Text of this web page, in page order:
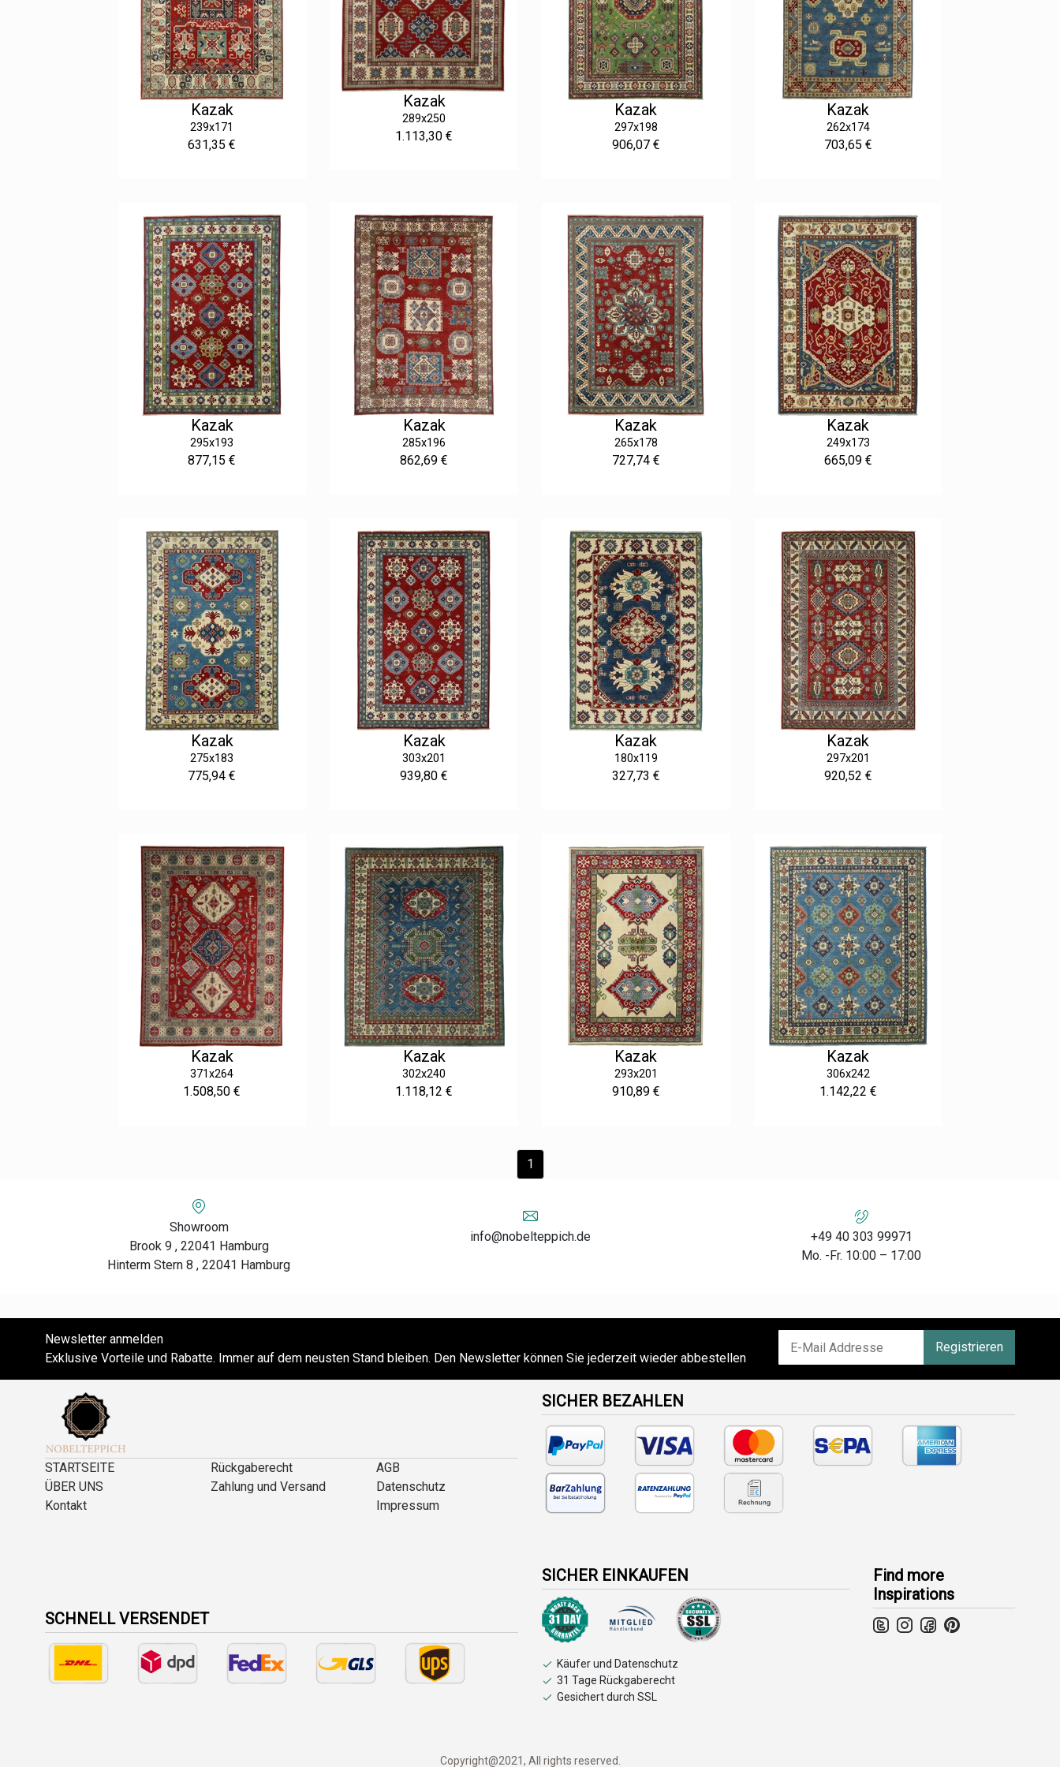
Kazak
239x171
631,35 €
Kazak
289x250
1.113,30 €
Kazak
297x198
906,07 €
Kazak
262x174
703,65 €
Kazak
295x193
877,15 €
Kazak
285x196
862,69 €
Kazak
265x178
727,74 €
Kazak
249x173
665,09 €
Kazak
275x183
775,94 €
Kazak
303x201
939,80 €
Kazak
180x119
327,73 €
Kazak
297x201
920,52 €
Kazak
371x264
1.508,50 €
Kazak
302x240
1.118,12 €
Kazak
293x201
910,89 €
Kazak
306x242
1.142,22 €
1
Showroom
Brook 9 , 22041 Hamburg
Hinterm Stern 8 , 22041 Hamburg
info@nobelteppich.de
+49 40 303 99971
Mo. -Fr. 10:00 – 17:00
Newsletter anmelden
Exklusive Vorteile und Rabatte. Immer auf dem neusten Stand bleiben. Den Newsletter können Sie jederzeit wieder abbestellen
Registrieren
STARTSEITE
ÜBER UNS
Kontakt
Rückgaberecht
Zahlung und Versand
AGB
Datenschutz
Impressum
SICHER BEZAHLEN
SCHNELL VERSENDET
SICHER EINKAUFEN
Käufer und Datenschutz
31 Tage Rückgaberecht
Gesichert durch SSL
Find more
Inspirations
Copyright@2021, All rights reserved.